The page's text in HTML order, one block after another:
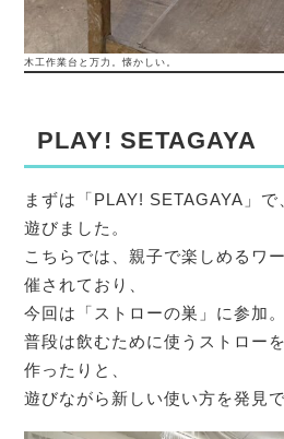
木工作業台と万力。懐かしい。
PLAY! SETAGAYA
まずは「PLAY! SETAGAYA」
遊びました。
こちらでは、親子で楽しめるワ
催されており、
今回は「ストローの巣」に参加。
普段は飲むために使うストロー
作ったりと、
遊びながら新しい使い方を発見